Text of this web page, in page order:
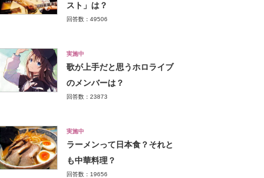
スト」は？
回答数：49506
実施中
歌が上手だと思うホロライブ
のメンバーは？
回答数：23873
実施中
ラーメンって日本食？それと
も中華料理？
回答数：19656